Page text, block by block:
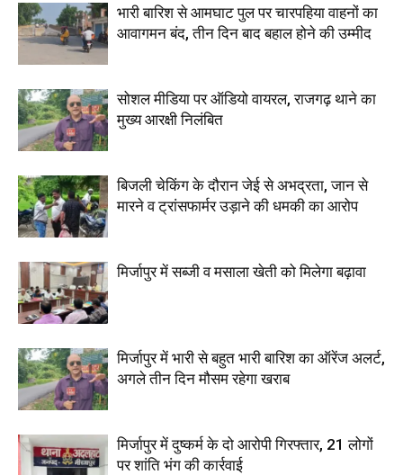
भारी बारिश से आमघाट पुल पर चारपहिया वाहनों का
आवागमन बंद, तीन दिन बाद बहाल होने की उम्मीद
सोशल मीडिया पर ऑडियो वायरल, राजगढ़ थाने का
मुख्य आरक्षी निलंबित
बिजली चेकिंग के दौरान जेई से अभद्रता, जान से
मारने व ट्रांसफार्मर उड़ाने की धमकी का आरोप
मिर्जापुर में सब्जी व मसाला खेती को मिलेगा बढ़ावा
मिर्जापुर में भारी से बहुत भारी बारिश का ऑरेंज अलर्ट,
अगले तीन दिन मौसम रहेगा खराब
मिर्जापुर में दुष्कर्म के दो आरोपी गिरफ्तार, 21 लोगों
पर शांति भंग की कार्रवाई